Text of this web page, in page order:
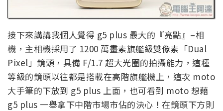
接下來講講我個人覺得 g5 plus 最大的『亮點』–相
機，主相機採用了 1200 萬畫素旗艦級雙像素「Dual
Pixel」鏡頭，具備 F/1.7 超大光圈的拍攝能力，這種
等級的鏡頭以往都是搭載在高階旗艦機上，這次 moto
大手筆的下放到 g5 plus 上面，也可看到 moto 想藉
g5 plus 一舉拿下中階市場市佔的決心！在鏡頭下方則